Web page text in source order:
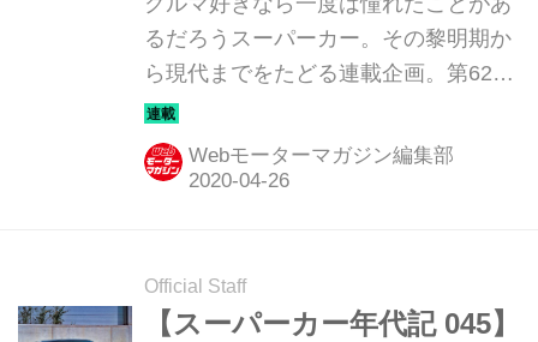
エッティ
るだろうスーパーカー。その黎明期か
ら現代までをたどる連載企画。第62回
は「フェラーリ 612スカリエッティ」
だ。
Webモーターマガジン編集部
Official Staff
【スーパーカー年代記 045】